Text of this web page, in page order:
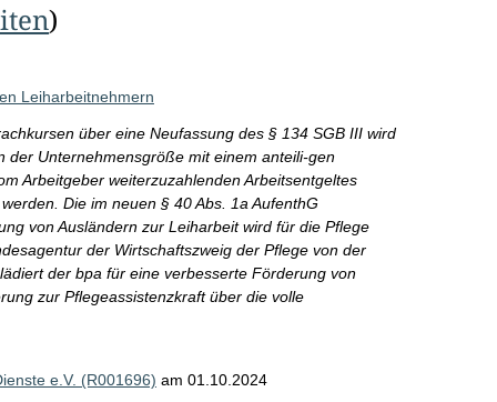
)
Leiharbeitnehmern
über eine Neufassung des § 134 SGB III wird
Unternehmensgröße mit einem anteili-gen
Arbeitgeber weiterzuzahlenden Arbeitsentgeltes
Die im neuen § 40 Abs. 1a AufenthG
von Ausländern zur Leiharbeit wird für die Pflege
der Wirtschaftszweig der Pflege von der
der bpa für eine verbesserte Förderung von
zur Pflegeassistenzkraft über die volle
e.V. (R001696) am 01.10.2024